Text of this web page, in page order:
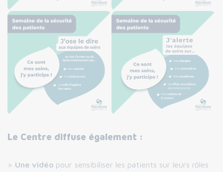
Le Centre diffuse également :
> Une vidéo pour sensibiliser les patients sur leurs rôles